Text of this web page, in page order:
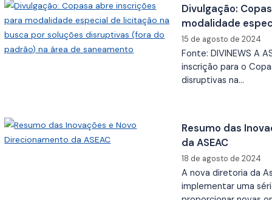
Divulgação:
modalidade
soluções
saneamento
15 de agosto de 2024
Fonte: DIVINEWS A
inscrição para o
disruptivas na…
Resumo das
da ASEAC
18 de agosto de 2024
A nova diretoria da
implementar uma